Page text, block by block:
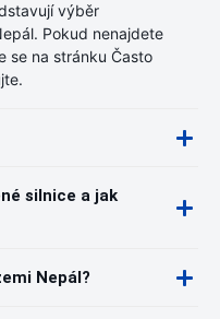
výběr
Pokud nenajdete
se na stránku Často
silnice a jak
Nepál?